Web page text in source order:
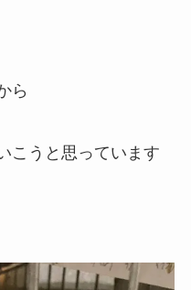
ら
こうと思っています